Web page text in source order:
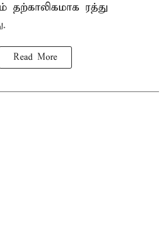
ரத்து
Read More